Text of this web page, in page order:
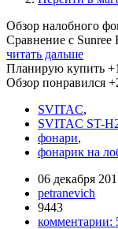
Обзор налобного
Сравнение с Sunree
читать дальше
Планирую купить
Обзор понравился
SVITAC,
SVITAC ST-
фонари,
фонарик на
06 декабря
petranevich
9443
комментарии: